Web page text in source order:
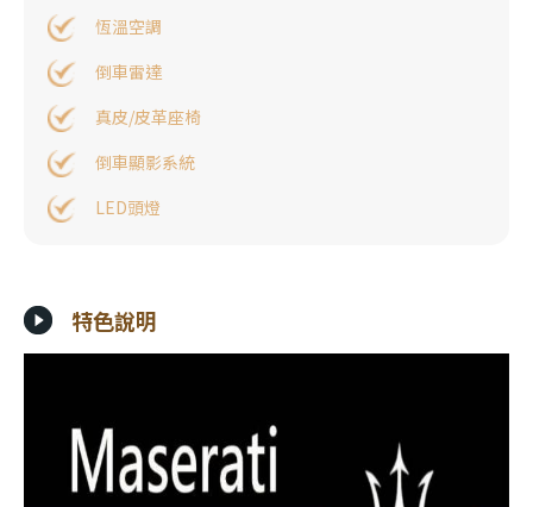
恆溫空調
倒車雷達
真皮/皮革座椅
倒車顯影系統
LED頭燈
特色說明